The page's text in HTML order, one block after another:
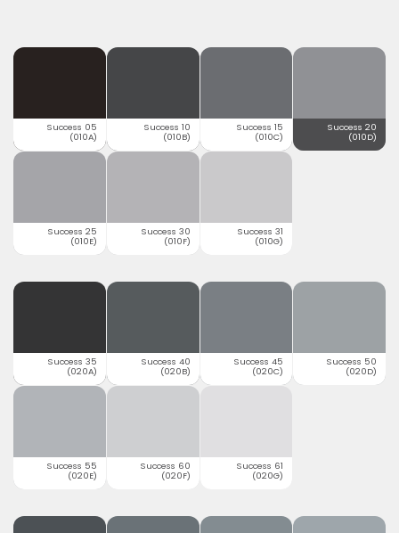
Success 05
(010A)
Success 10
(010B)
Success 15
(010C)
Success 20
(010D)
Success 25
(010E)
Success 30
(010F)
Success 31
(010G)
Success 35
(020A)
Success 40
(020B)
Success 45
(020C)
Success 50
(020D)
Success 55
(020E)
Success 60
(020F)
Success 61
(020G)